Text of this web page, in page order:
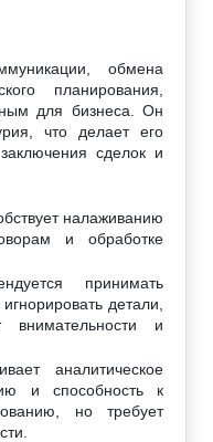
обмена
планирования,
для бизнеса. Он
что делает его
сделок и
налаживанию
и обработке
принимать
детали,
и
аналитическое
и способность к
но требует